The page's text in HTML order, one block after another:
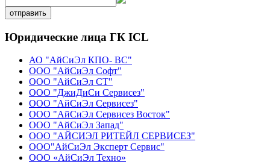
отправить
Юридические лица ГК ICL
АО "АйСиЭл КПО- ВС"
ООО "АйСиЭл Софт"
ООО "АйСиЭл СТ"
ООО "ДжиДиСи Сервисез"
ООО "АйСиЭл Сервисез"
ООО "АйСиЭл Сервисез Восток"
ООО "АйСиЭл Запад"
ООО "АЙСИЭЛ РИТЕЙЛ СЕРВИСЕЗ"
ООО"АйСиЭл Эксперт Сервис"
ООО «АйСиЭл Техно»